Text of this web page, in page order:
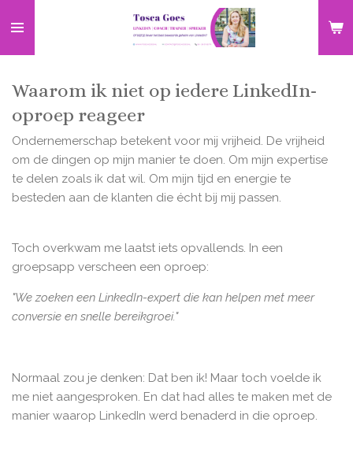
direct
naar
hoofdinhoud
Waarom ik niet op iedere LinkedIn-
oproep reageer
Ondernemerschap betekent voor mij vrijheid. De vrijheid
om de dingen op mijn manier te doen. Om mijn expertise
te delen zoals ik dat wil. Om mijn tijd en energie te
besteden aan de klanten die écht bij mij passen.
Toch overkwam me laatst iets opvallends. In een
groepsapp verscheen een oproep:
"We zoeken een LinkedIn-expert die kan helpen met meer
conversie en snelle bereikgroei."
Normaal zou je denken: Dat ben ik! Maar toch voelde ik
me niet aangesproken. En dat had alles te maken met de
manier waarop LinkedIn werd benaderd in die oproep.